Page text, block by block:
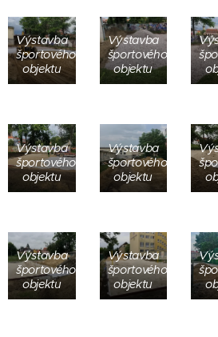
Výstavba
športového
objektu
Výstavba
športového
objektu
Výstavba
športového
objektu
Výstavba
športového
objektu
Výstavba
športového
objektu
Výstavba
športového
objektu